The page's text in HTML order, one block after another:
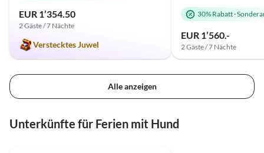
EUR 1’354.50
2 Gäste / 7 Nächte
Verstecktes Juwel
30% Rabatt·
EUR 1’560.-
2 Gäste / 7 Nächte
Alle anzeigen
Unterkünfte für Ferien mit Hund